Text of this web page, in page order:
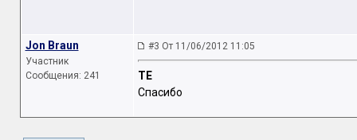
Jon Braun
Участник
Сообщения: 241
#3 От 11/06/2012 11:05
TE
Спасибо